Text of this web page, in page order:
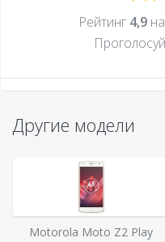
Рейтинг 4,9
Другие модели
Motorola Moto Z2 Play